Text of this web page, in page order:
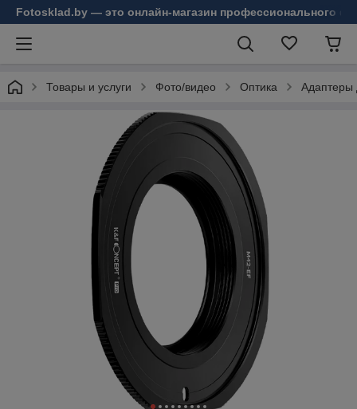
Fotosklad.by — это онлайн-магазин профессионального
Товары и услуги Фото/видео Оптика Адаптеры